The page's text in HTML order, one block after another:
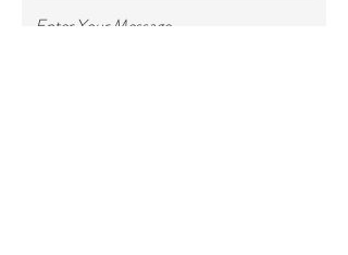
Enter Your Message